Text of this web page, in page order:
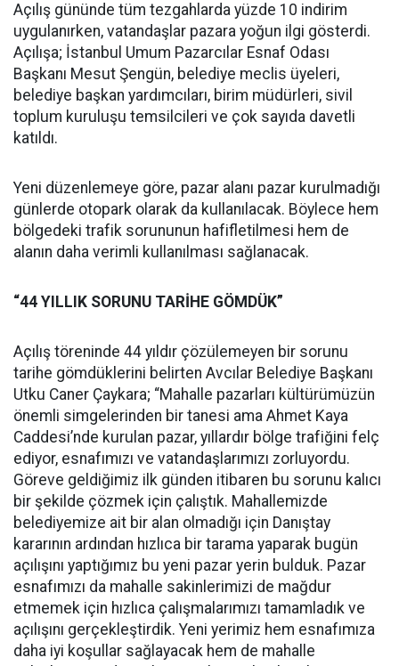
Açılış gününde tüm tezgahlarda yüzde 10 indirim
uygulanırken, vatandaşlar pazara yoğun ilgi gösterdi.
Açılışa; İstanbul Umum Pazarcılar Esnaf Odası
Başkanı Mesut Şengün, belediye meclis üyeleri,
belediye başkan yardımcıları, birim müdürleri, sivil
toplum kuruluşu temsilcileri ve çok sayıda davetli
katıldı.
Yeni düzenlemeye göre, pazar alanı pazar kurulmadığı
günlerde otopark olarak da kullanılacak. Böylece hem
bölgedeki trafik sorununun hafifletilmesi hem de
alanın daha verimli kullanılması sağlanacak.
“44 YILLIK SORUNU TARİHE GÖMDÜK”
Açılış töreninde 44 yıldır çözülemeyen bir sorunu
tarihe gömdüklerini belirten Avcılar Belediye Başkanı
Utku Caner Çaykara; “Mahalle pazarları kültürümüzün
önemli simgelerinden bir tanesi ama Ahmet Kaya
Caddesi’nde kurulan pazar, yıllardır bölge trafiğini felç
ediyor, esnafımızı ve vatandaşlarımızı zorluyordu.
Göreve geldiğimiz ilk günden itibaren bu sorunu kalıcı
bir şekilde çözmek için çalıştık. Mahallemizde
belediyemize ait bir alan olmadığı için Danıştay
kararının ardından hızlıca bir tarama yaparak bugün
açılışını yaptığımız bu yeni pazar yerin bulduk. Pazar
esnafımızı da mahalle sakinlerimizi de mağdur
etmemek için hızlıca çalışmalarımızı tamamladık ve
açılışını gerçekleştirdik. Yeni yerimiz hem esnafımıza
daha iyi koşullar sağlayacak hem de mahalle